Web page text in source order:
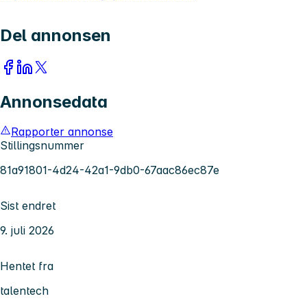
Del annonsen
Annonsedata
Rapporter annonse
Stillingsnummer
81a91801-4d24-42a1-9db0-67aac86ec87e
Sist endret
9. juli 2026
Hentet fra
talentech